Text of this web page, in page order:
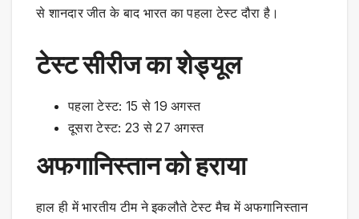
से शानदार जीत के बाद भारत का पहला टेस्ट दौरा है।
टेस्‍ट सीरीज का शेड्यूल
पहला टेस्‍ट: 15 से 19 अगस्‍त
दूसरा टेस्‍ट: 23 से 27 अगस्‍त
अफगानिस्‍तान को हराया
हाल ही में भारतीय टीम ने इकलौते टेस्‍ट मैच में अफगानिस्‍तान